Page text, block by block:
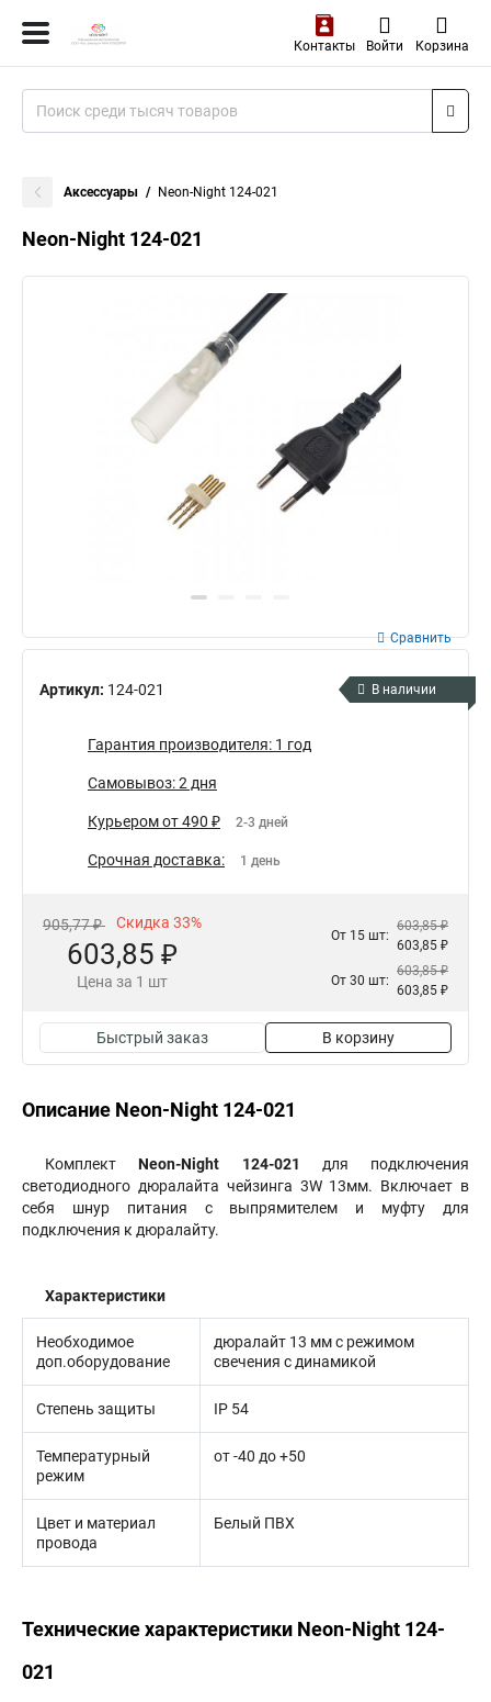
Контакты Войти Корзина
Аксессуары Neon-Night 124-021
Neon-Night 124-021
Артикул: 124-021
Сравнить
В наличии
Гарантия производителя: 1 год
Самовывоз: 2 дня
Курьером от 490 ₽ 2-3 дней
Срочная доставка: 1 день
905,77 ₽ Скидка 33%
603,85 ₽
Цена за 1 шт
От 15 шт:
603,85 ₽
603,85 ₽
От 30 шт:
603,85 ₽
603,85 ₽
Быстрый заказ В корзину
Описание Neon-Night 124-021
КомплектNeon-Night 124-021 для подключения
светодиодного дюралайта чейзинга 3W 13мм. Включает в
себя шнур питания с выпрямителем и муфту для
подключения к дюралайту.
Характеристики
Необходимое
доп.оборудование
дюралайт 13 мм с режимом
свечения с динамикой
Степень защиты IP 54
Температурный
режим
от -40 до +50
Цвет и материал
провода
Белый ПВХ
Технические характеристики Neon-Night 124-
021